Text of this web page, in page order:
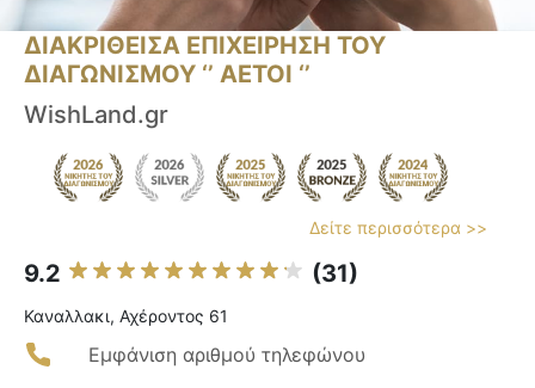
ΔΙΑΚΡΙΘΕΙΣΑ ΕΠΙΧΕΙΡΗΣΗ ΤΟΥ
ΔΙΑΓΩΝΙΣΜΟΥ ‘’ ΑΕΤΟΙ ‘’
WishLand.gr
Δείτε περισσότερα >>
9.2 (31)
Καναλλακι, Αχέροντος 61
Εμφάνιση αριθμού τηλεφώνου